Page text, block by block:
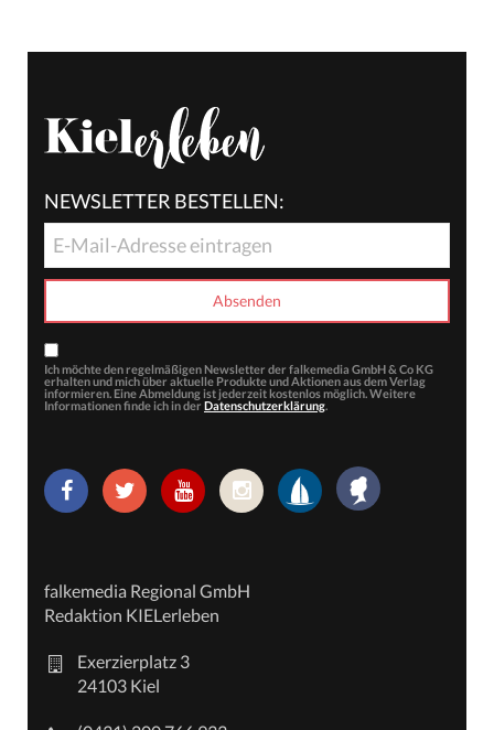
NEWSLETTER BESTELLEN:
Ich möchte den regelmäßigen Newsletter der falkemedia GmbH & Co KG
erhalten und mich über aktuelle Produkte und Aktionen aus dem Verlag
informieren. Eine Abmeldung ist jederzeit kostenlos möglich. Weitere
Informationen finde ich in der Datenschutzerklärung.
falkemedia Regional GmbH
Redaktion KIELerleben
Exerzierplatz 3
24103 Kiel